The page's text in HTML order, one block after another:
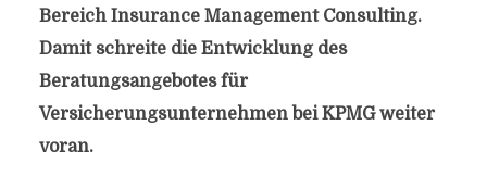
Bereich Insurance Management Consulting.
Damit schreite die Entwicklung des
Beratungsangebotes für
Versicherungsunternehmen bei KPMG weiter
voran.